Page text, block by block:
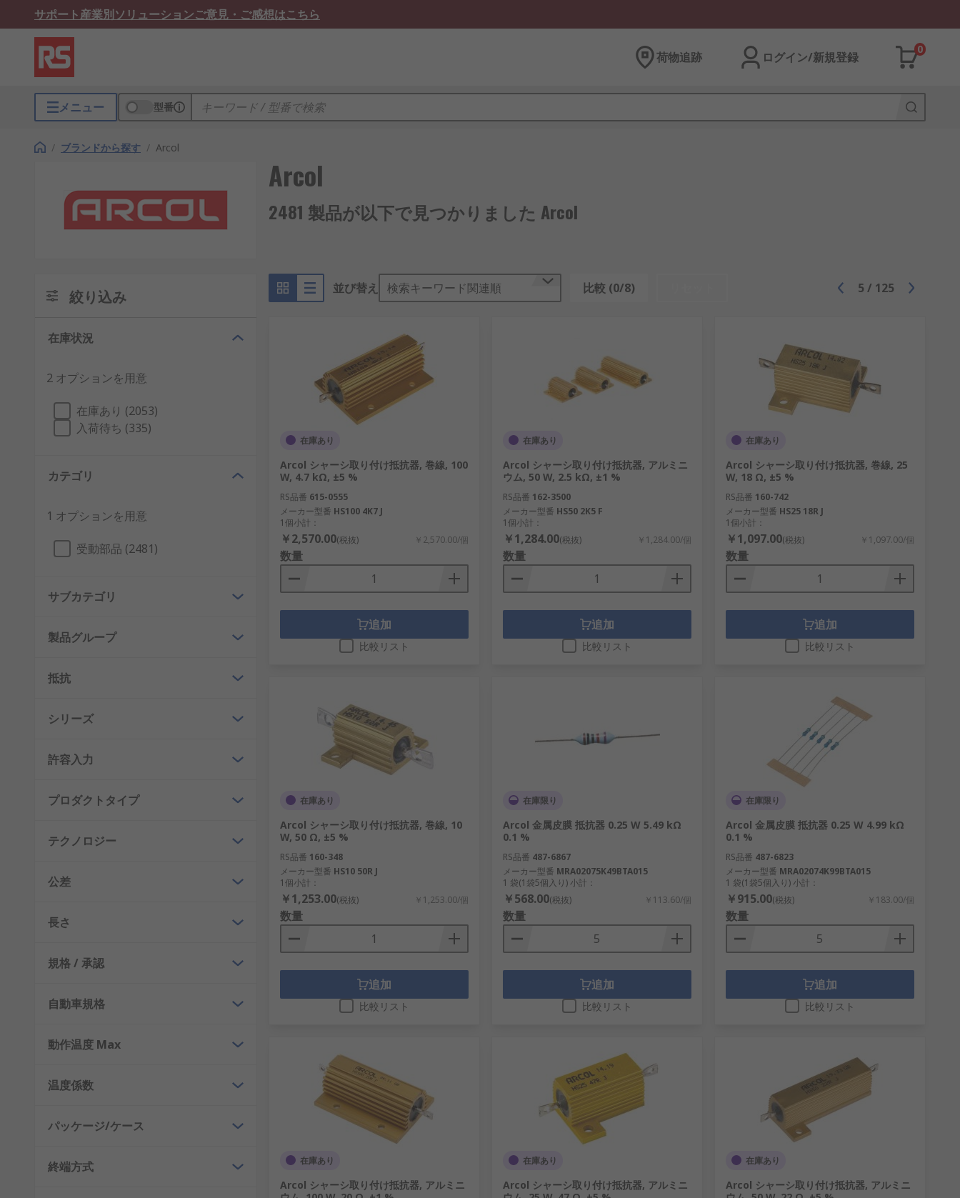
サポート産業別ソリューションご意見・ご感想はこちら
荷物追跡 ログイン/新規登録
0
メニュー 型番
/ ブランドから探す / Arcol
Arcol
2481 製品が以下で見つかりました Arcol
絞り込み
在庫状況
2 オプションを用意
在庫あり (2053)
入荷待ち (335)
カテゴリ
1 オプションを用意
受動部品 (2481)
サブカテゴリ
製品グループ
抵抗
シリーズ
許容入力
プロダクトタイプ
テクノロジー
公差
長さ
規格 / 承認
自動車規格
動作温度 Max
温度係数
パッケージ/ケース
終端方式
並び替え 検索キーワード関連順 比較 (0/8) 5 / 125
在庫あり
Arcol シャーシ取り付け抵抗器, 巻線, 100
W, 4.7 kΩ, ±5 %
RS品番 615-0555
メーカー型番 HS100 4K7 J
1個小計：
￥2,570.00(税抜) ￥2,570.00/個
数量
追加
比較リスト
在庫あり
Arcol シャーシ取り付け抵抗器, アルミニ
ウム, 50 W, 2.5 kΩ, ±1 %
RS品番 162-3500
メーカー型番 HS50 2K5 F
1個小計：
￥1,284.00(税抜) ￥1,284.00/個
数量
追加
比較リスト
在庫あり
Arcol シャーシ取り付け抵抗器, 巻線, 25
W, 18 Ω, ±5 %
RS品番 160-742
メーカー型番 HS25 18R J
1個小計：
￥1,097.00(税抜) ￥1,097.00/個
数量
追加
比較リスト
在庫あり
Arcol シャーシ取り付け抵抗器, 巻線, 10
W, 50 Ω, ±5 %
RS品番 160-348
メーカー型番 HS10 50R J
1個小計：
￥1,253.00(税抜) ￥1,253.00/個
数量
追加
比較リスト
在庫限り
Arcol 金属皮膜 抵抗器 0.25 W 5.49 kΩ
0.1 %
RS品番 487-6867
メーカー型番 MRA02075K49BTA015
1 袋(1袋5個入り) 小計：
￥568.00(税抜) ￥113.60/個
数量
追加
比較リスト
在庫限り
Arcol 金属皮膜 抵抗器 0.25 W 4.99 kΩ
0.1 %
RS品番 487-6823
メーカー型番 MRA02074K99BTA015
1 袋(1袋5個入り) 小計：
￥915.00(税抜) ￥183.00/個
数量
追加
比較リスト
在庫あり
Arcol シャーシ取り付け抵抗器, アルミニ
在庫あり
Arcol シャーシ取り付け抵抗器, アルミニ
在庫あり
Arcol シャーシ取り付け抵抗器, アルミニ